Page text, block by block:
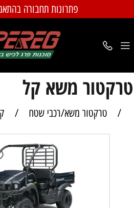
פתרונות תחבורה
טרקטור משא קל
/ טרקטור משא/רכבי שטח /